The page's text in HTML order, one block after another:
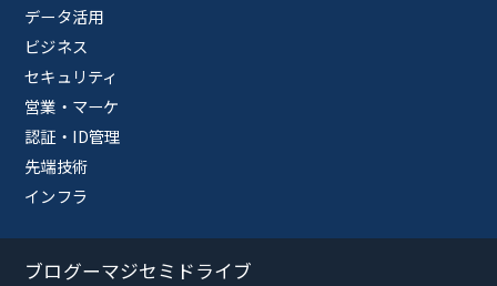
データ活用
ビジネス
セキュリティ
営業・マーケ
認証・ID管理
先端技術
インフラ
ブログーマジセミドライブ